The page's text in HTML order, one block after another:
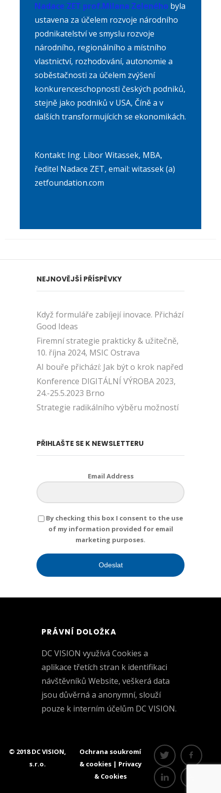
Nadace ZET prof.Milana Zeleného byla
ustavena za účelem rozvoje národního
podnikatelství ve smyslu rozvoje
národního, regionálního a místního
vlastnictví, rozhodování, autonomie a
soběstačnosti za účelem zvýšení
konkurenceschopnosti českých podniků,
stejně jako podniků v USA, Číně a v
dalších transformujících se ekonomikách.
Kontakt: Ing. Libor Witassek, MBA,
ředitel Nadace ZET, email: witassek (a)
zetfoundation.com
NEJNOVĚJŠÍ PŘÍSPĚVKY
Když formuláře zabíjejí inovace. Přichází
Good Ideas
Firemní strategie prakticky & užitečně,
10. října 2024, MSIC Ostrava
AI bouře přichází: Jak být o krok napřed
Konference DIGITÁLNÍ VÝROBA 2023,
24.-25.5.2023 Brno
Strategie radikálního výběru možností
PŘIHLAŠTE SE K NEWSLETTERU
Email Address
By checking this box I consent to the use
of my information provided for email
marketing purposes.
Odeslat
PRÁVNÍ DOLOŽKA
DC VISION využívá Cookies a
aplikace třetích stran k identifikaci
návštěvníků Website, veškerá data
jsou důvěrná a anonymní, slouží
pouze k interním účelům DC VISION.
© 2018 DC VISION,
s.r.o.
Ochrana soukromí
& cookies | Privacy
& Cookies